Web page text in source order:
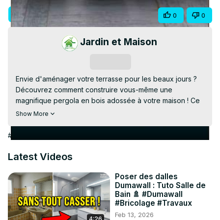
Video
Visit Site 0 0
Jardin et Maison
Envie d'aménager votre terrasse pour les beaux jours ?
Découvrez comment construire vous-même une
magnifique pergola en bois adossée à votre maison ! Ce
tutoriel vous guide pas à pas dans ce superbe projet de
tonnelle par une structure en bois robuste et sur mesure.
en passant par la technique fascinante des tenons et
mortaises à la défonceuse, vous verrez toutes les étapes
de l'assemblage. Un grand merci à Sirius pour ce
superbe travail et ce partage !
Show More
#Hobbies & Leisure
Latest Videos
Poser des dalles
Dumawall : Tuto Salle de
Bain 🚿 #Dumawall
#Bricolage #Travaux
Feb 13, 2026